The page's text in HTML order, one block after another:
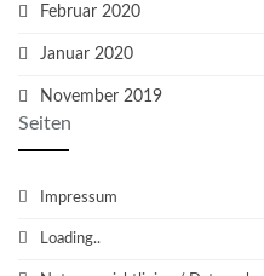
Februar 2020
Januar 2020
November 2019
Seiten
Impressum
Loading..